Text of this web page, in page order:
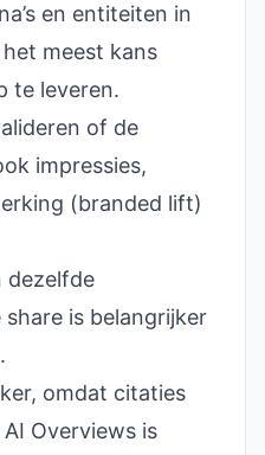
en entiteiten in
meest kans
te leveren.
of de
impressies,
(branded lift)
dezelfde
is belangrijker
omdat citaties
Overviews is